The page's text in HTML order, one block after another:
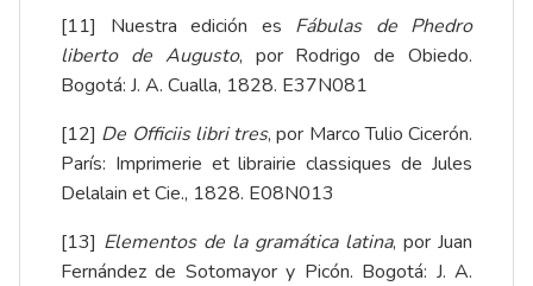
[11] Nuestra edición es Fábulas de Phedro
liberto de Augusto, por Rodrigo de Obiedo.
Bogotá: J. A. Cualla, 1828. E37N081
[12] De Officiis libri tres, por Marco Tulio Cicerón.
París: Imprimerie et librairie classiques de Jules
Delalain et Cie., 1828. E08N013
[13] Elementos de la gramática latina, por Juan
Fernández de Sotomayor y Picón. Bogotá: J. A.